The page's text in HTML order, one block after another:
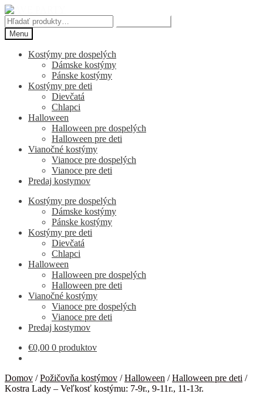
Preskočiť
na
navigáciu
Preskočiť
na
obsah
Hľadať:
Menu
Kostýmy pre dospelých
Dámske kostýmy
Pánske kostýmy
Kostýmy pre deti
Dievčatá
Chlapci
Halloween
Halloween pre dospelých
Halloween pre deti
Vianočné kostýmy
Vianoce pre dospelých
Vianoce pre deti
Predaj kostymov
Kostýmy pre dospelých
Dámske kostýmy
Pánske kostýmy
Kostýmy pre deti
Dievčatá
Chlapci
Halloween
Halloween pre dospelých
Halloween pre deti
Vianočné kostýmy
Vianoce pre dospelých
Vianoce pre deti
Predaj kostymov
€0,00 0 produktov
Domov /Požičovňa kostýmov /Halloween /Halloween pre deti /
Kostra Lady – Veľkosť kostýmu: 7-9r., 9-11r., 11-13r.